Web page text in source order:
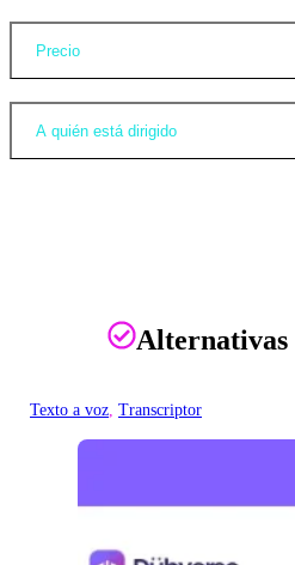
Precio
A quién está dirigido
Alternativas
Texto a voz, Transcriptor